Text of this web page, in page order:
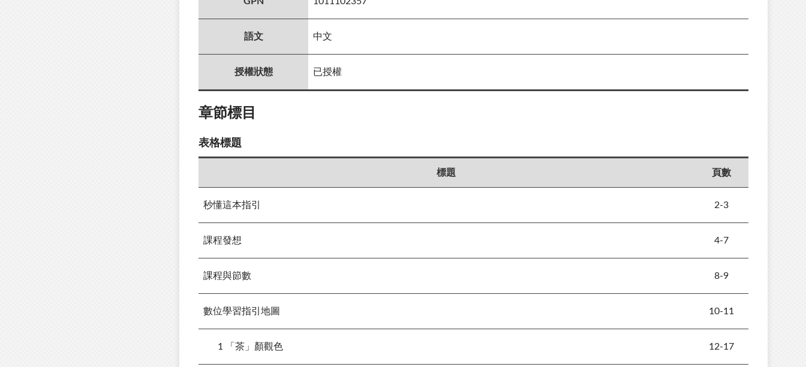
語文 中文
授權狀態 已授權
章節標目
表格標題
標題 頁數
秒懂這本指引 2-3
課程發想 4-7
課程與節數 8-9
數位學習指引地圖 10-11
1 「茶」顏觀色 12-17